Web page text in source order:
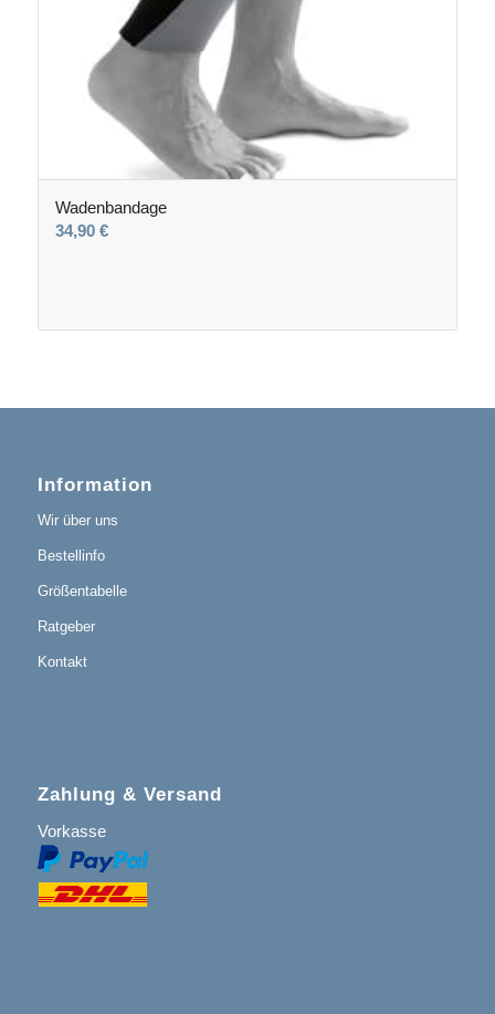
Wadenbandage
34,90 €
Information
Wir über uns
Bestellinfo
Größentabelle
Ratgeber
Kontakt
Zahlung & Versand
Vorkasse